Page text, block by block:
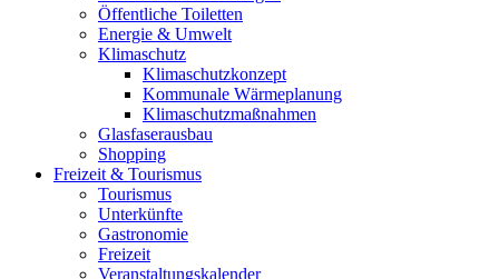
Öffentliche Toiletten
Energie & Umwelt
Klimaschutz
Klimaschutzkonzept
Kommunale Wärmeplanung
Klimaschutzmaßnahmen
Glasfaserausbau
Shopping
Freizeit & Tourismus
Tourismus
Unterkünfte
Gastronomie
Freizeit
Veranstaltungskalender